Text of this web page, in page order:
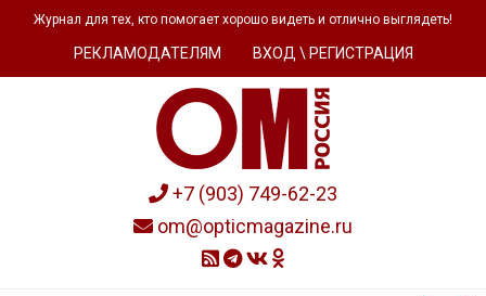
Журнал для тех, кто помогает хорошо видеть и отлично выглядеть!
РЕКЛАМОДАТЕЛЯМ ВХОД \ РЕГИСТРАЦИЯ
+7 (903) 749-62-23
om@opticmagazine.ru